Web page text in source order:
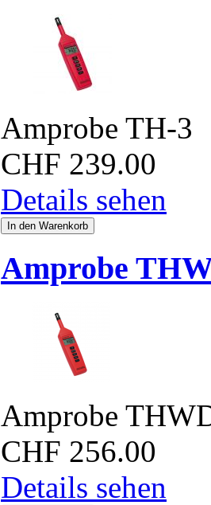
Amprobe TH-3
CHF 239.00
Details sehen
Amprobe
Amprobe
CHF 256.00
Details sehen